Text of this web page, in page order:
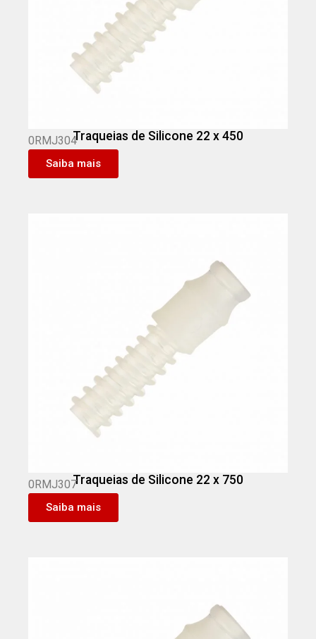
Traqueias de Silicone 22 x 450
0RMJ304
Saiba mais
Traqueias de Silicone 22 x 750
0RMJ307
Saiba mais